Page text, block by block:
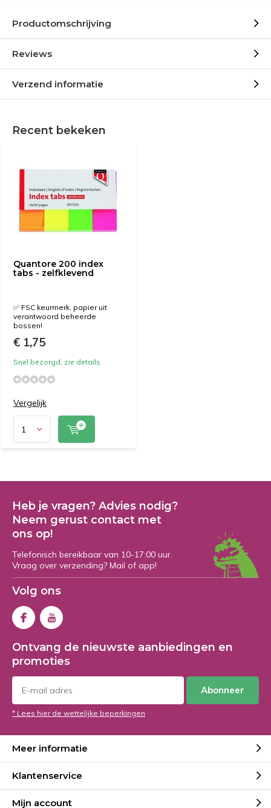
Productomschrijving
Reviews
Verzend informatie
Recent bekeken
Quantore 200 index
tabs - zelfklevend
✅ FSC keurmerk, papier uit
verantwoord beheerde
bossen!
€ 1,75
Snel bezorgd, zie details
Vergelijk
Heb je vragen? Advies nodig?
Neem gerust contact met
ons op!
Telefonisch bereikbaar van 10-17:00 uur.
Vraag over verzending? Mail of app!
Volg ons
Ontvang de nieuwste aanbiedingen en
promoties
Abonneer
* Lees hier de wettelijke beperkingen
Meer informatie
Klantenservice
Mijn account